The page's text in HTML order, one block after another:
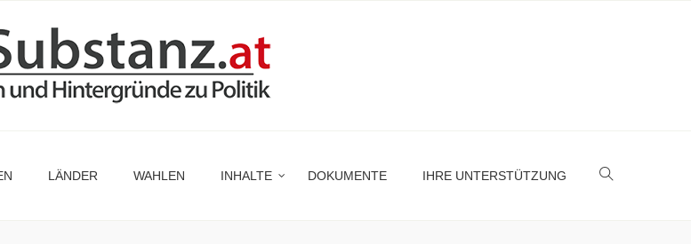
LÄNDER WAHLEN INHALTE DOKUMENTE IHRE UNTERSTÜTZUNG